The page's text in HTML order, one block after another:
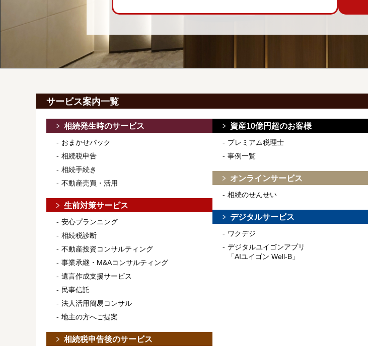
サービス案内一覧
相続発生時のサービス
おまかせパック
相続税申告
相続手続き
不動産売買・活用
生前対策サービス
安心プランニング
相続税診断
不動産投資コンサルティング
事業承継・M&Aコンサルティング
遺言作成支援サービス
民事信託
法人活用簡易コンサル
地主の方へご提案
相続税申告後のサービス
資産10億円超のお客様
プレミアム税理士
事例一覧
オンラインサービス
相続のせんせい
デジタルサービス
ワクデジ
デジタルユイゴンアプリ
「AIユイゴン Well-B」